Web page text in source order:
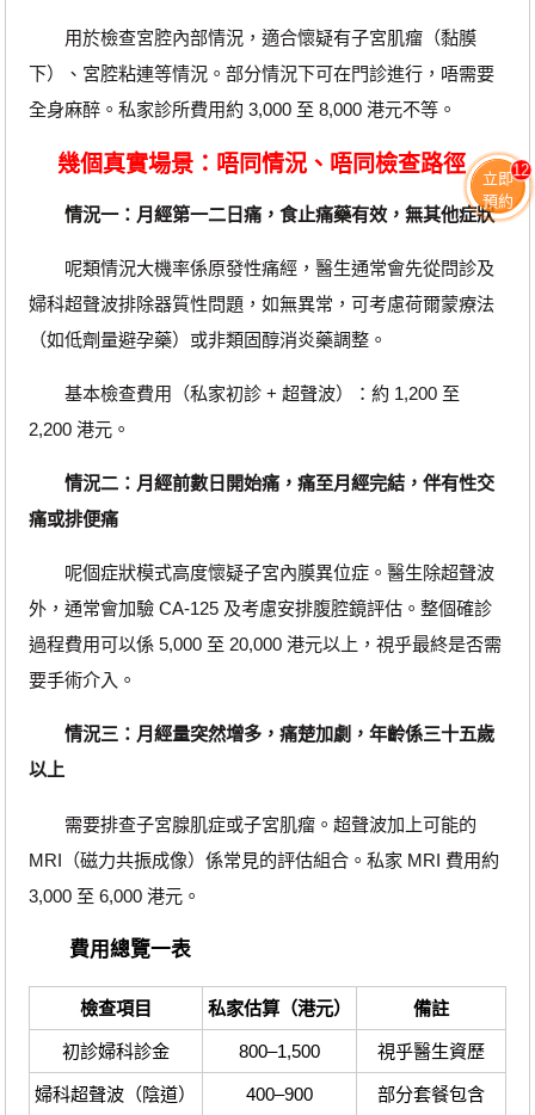
用於檢查宮腔內部情況，適合懷疑有子宮肌瘤（黏膜
下）、宮腔粘連等情況。部分情況下可在門診進行，唔需要
全身麻醉。私家診所費用約 3,000 至 8,000 港元不等。
幾個真實場景：唔同情況、唔同檢查路徑
情況一：月經第一二日痛，食止痛藥有效，無其他症狀
呢類情況大機率係原發性痛經，醫生通常會先從問診及
婦科超聲波排除器質性問題，如無異常，可考慮荷爾蒙療法
（如低劑量避孕藥）或非類固醇消炎藥調整。
基本檢查費用（私家初診 + 超聲波）：約 1,200 至
2,200 港元。
情況二：月經前數日開始痛，痛至月經完結，伴有性交
痛或排便痛
呢個症狀模式高度懷疑子宮內膜異位症。醫生除超聲波
外，通常會加驗 CA-125 及考慮安排腹腔鏡評估。整個確診
過程費用可以係 5,000 至 20,000 港元以上，視乎最終是否需
要手術介入。
情況三：月經量突然增多，痛楚加劇，年齡係三十五歲
以上
需要排查子宮腺肌症或子宮肌瘤。超聲波加上可能的
MRI（磁力共振成像）係常見的評估組合。私家 MRI 費用約
3,000 至 6,000 港元。
費用總覽一表
檢查項目 私家估算（港元） 備註
初診婦科診金 800–1,500 視乎醫生資歷
婦科超聲波（陰道） 400–900 部分套餐包含
立即
預約
12